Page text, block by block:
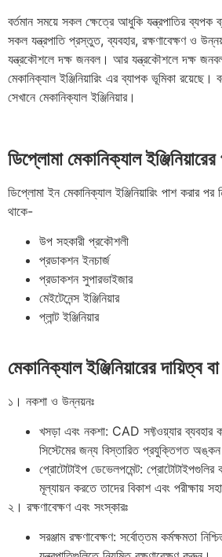
বর্তমান সময়ে সকল ক্ষেত্রে আধুকি যন্ত্রপাতির
সকল যন্ত্রপাতি প্রস্তুত, ব্যবহার, রক্ষণাবেক্ষণ ও
যন্ত্রকৌশলে দক্ষ জনবল। আর যন্ত্রকৌশলে দক্ষ
মেকানিক্যাল ইঞ্জিনিয়ারিং এর ব্যাপক ভূমিকা রয়েছে।
সেখানে মেকানিক্যাল ইঞ্জিনিয়ার।
ডিপ্লোমা মেকানিক্যাল ইঞ্জিনিয়ারের
ডিপ্লোমা ইন মেকানিক্যাল ইঞ্জিনিয়ারিং পাশ করার পর
থাকে-
উপ সহকারী প্রকৌশলী
প্রডাকশন ইনচার্জ
প্রডাকশন সুপারভাইজার
মেইটেনেন্স ইঞ্জিনিয়ার
প্লান্ট ইঞ্জিনিয়ার
মেকানিক্যাল ইঞ্জিনিয়ারের দায়িত্ব
১। নকশা ও উন্নয়নঃ
খসড়া এবং নকশা: CAD সফ্টওয়্যার ব্যবহার
সিস্টেমের জন্য বিস্তারিত প্রযুক্তিগত
প্রোটোটাইপ ডেভেলপমেন্ট: প্রোটোটাইপগুলির
মূল্যায়ন করতে তাদের বিকাশ এবং পরীক্ষায়
২। রক্ষণাবেক্ষণ এবং সংস্কারঃ
সরঞ্জাম রক্ষণাবেক্ষণ: সর্বোত্তম কর্মক্ষমতা